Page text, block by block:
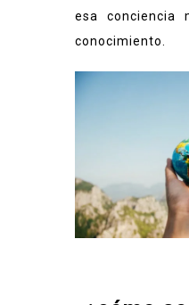
esa conciencia
conocimiento.